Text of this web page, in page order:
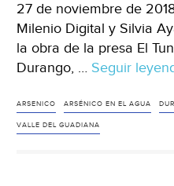
27 de noviembre de
Milenio Digital y Silvia
la obra de la presa El
Durango, … Seguir
ARSENICO ARSÉNICO EN EL AGUA
VALLE DEL GUADIANA